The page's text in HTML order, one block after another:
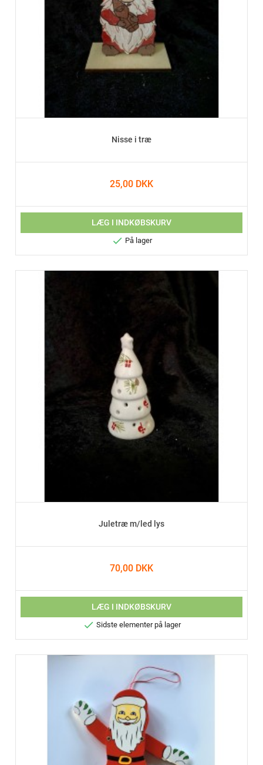
Nisse i træ
25,00 DKK
LÆG I INDKØBSKURV
 På lager
Juletræ m/led lys
70,00 DKK
LÆG I INDKØBSKURV
 Sidste elementer på lager